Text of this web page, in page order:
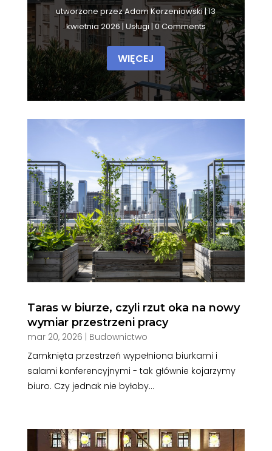
utworzone przezAdam Korzeniowski|13
kwietnia 2026 | Usługi | 0 Comments
WIĘCEJ
Taras w biurze, czyli rzut oka na nowy
wymiar przestrzeni pracy
mar 20, 2026
Budownictwo
Zamknięta przestrzeń wypełniona biurkami i
salami konferencyjnymi - tak głównie kojarzymy
biuro. Czy jednak nie byłoby...